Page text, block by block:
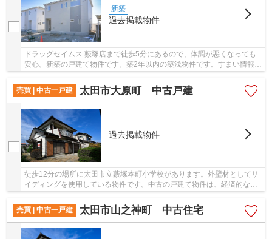
新築
過去掲載物件
ドラッグセイムス 藪塚店まで徒歩5分にあるので、体調が悪くなっても
安心。新築の戸建て物件です。築2年以内の築浅物件です。すまい情報
売買 | 中古一戸建
太田市大原町 中古戸建
過去掲載物件
徒歩12分の場所に太田市立藪塚本町小学校があります。外壁材としてサ
イディングを使用している物件です。中古の戸建て物件は、経済的なメ
リットが大きいのが特徴です。前面道路6m以上...
売買 | 中古一戸建
太田市山之神町 中古住宅